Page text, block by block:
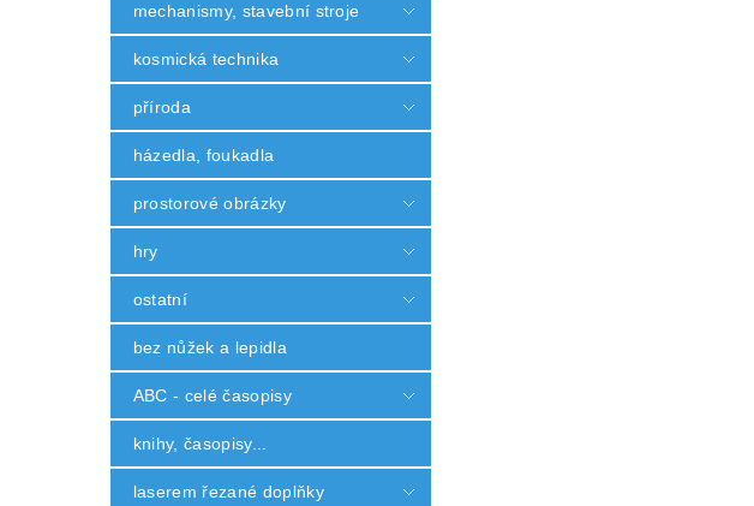
mechanismy, stavební stroje
kosmická technika
příroda
házedla, foukadla
prostorové obrázky
hry
ostatní
bez nůžek a lepidla
ABC - celé časopisy
knihy, časopisy...
laserem řezané doplňky